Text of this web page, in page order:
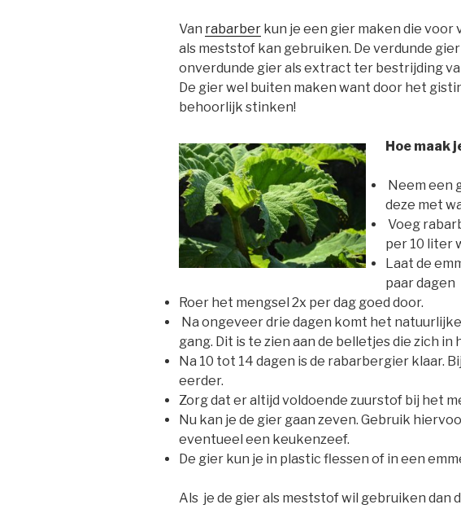
Van rabarber kun je een gier maken die
als meststof kan gebruiken. De verdunde
onverdunde gier als extract ter bestrijding
De gier wel buiten maken want door het
behoorlijk stinken!
Hoe maak
Neem een
deze met
Voeg
per 10 liter
Laat de
paar dagen
Roer het mengsel 2x per dag goed door.
Na ongeveer drie dagen komt het
gang. Dit is te zien aan de belletjes die zich
Na 10 tot 14 dagen is de rabarbergier klaar.
eerder.
Zorg dat er altijd voldoende zuurstof bij het
Nu kan je de gier gaan zeven. Gebruik
eventueel een keukenzeef.
De gier kun je in plastic flessen of in een
Als je de gier als meststof wil gebruiken dan